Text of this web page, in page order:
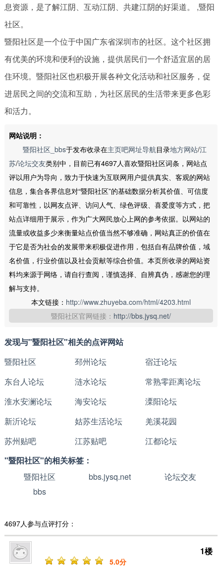
息资源，是了解江阴、互动江阴、共建江阴的好渠道。 ,暨阳
社区。
暨阳社区是一个位于中国广东省深圳市的社区。这个社区拥
有优美的环境和便利的设施，提供居民们一个舒适宜居的居
住环境。暨阳社区也积极开展各种文化活动和社区服务，促
进居民之间的交流和互助，为社区居民的生活带来更多色彩
和活力。
网站说明：
暨阳社区_bbs于发布收录在主页吧网址导航目录地方网站/江
苏/论坛交友类别中，目前已有4697人喜欢暨阳社区词条，网站点
评以用户为导向，致力于快速为互联网用户提供真实、客观的网站
信息，集合各界信息对“暨阳社区”的基础数据分析其价值、可信度
和可靠性，以网友点评、访问人气、绿色评级、喜爱度等方式，把
站点详细用于展示，作为广大网民放心上网的参考依据。以网站的
流量或收益多少来衡量站点价值当然不够准确，网站真正的价值在
于它是否为社会的发展带来积极促进作用，包括自有品牌价值，域
名价值，行业价值以及社会贡献等综合价值。本页所收录的网站资
料均来源于网络，请自行查阅，谨慎选择、自辨真伪，感谢您的理
解与支持。
本文链接： http://www.zhuyeba.com/html/4203.html
暨阳社区官网链接： http://bbs.jysq.net/
发现与"暨阳社区"相关的点评网站
暨阳社区
邳州论坛
宿迁论坛
东台人论坛
涟水论坛
常熟零距离论坛
淮水安澜论坛
海安论坛
溧阳论坛
新沂论坛
姑苏生活论坛
羌溪花园
苏州贴吧
江苏贴吧
江都论坛
"暨阳社区"的相关标签：
暨阳社区
bbs.jysq.net
论坛交友
bbs
4697人参与点评打分：
1楼
5.0分